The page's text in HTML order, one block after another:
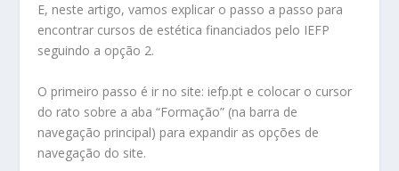
E, neste artigo, vamos explicar o passo a passo para
encontrar cursos de estética financiados pelo IEFP
seguindo a opção 2.
O primeiro passo é ir no site: iefp.pt e colocar o cursor
do rato sobre a aba “Formação” (na barra de
navegação principal) para expandir as opções de
navegação do site.